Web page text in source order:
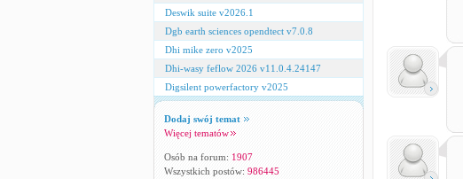
Deswik suite v2026.1
Dgb earth sciences opendtect v7.0.8
Dhi mike zero v2025
Dhi-wasy feflow 2026 v11.0.4.24147
Digsilent powerfactory v2025
Dodaj swój temat
Więcej tematów
Osób na forum: 1907
Wszystkich postów: 986445